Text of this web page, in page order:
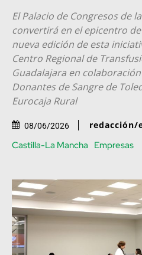
El Palacio de Congresos de
convertirá en el epicentro
nueva edición de esta
Centro Regional de
Guadalajara en
Donantes de Sangre de
Eurocaja Rural
08/06/2026 redacción/
Castilla-La Mancha Empresas